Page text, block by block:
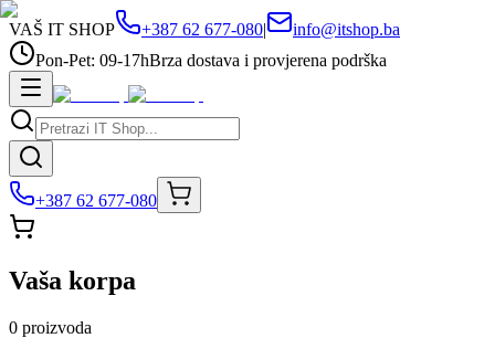
VAŠ IT SHOP +387 62 677-080|
info@itshop.ba
Pon-Pet: 09-17hBrza dostava i provjerena podrška
+387 62 677-080
Vaša korpa
0 proizvoda